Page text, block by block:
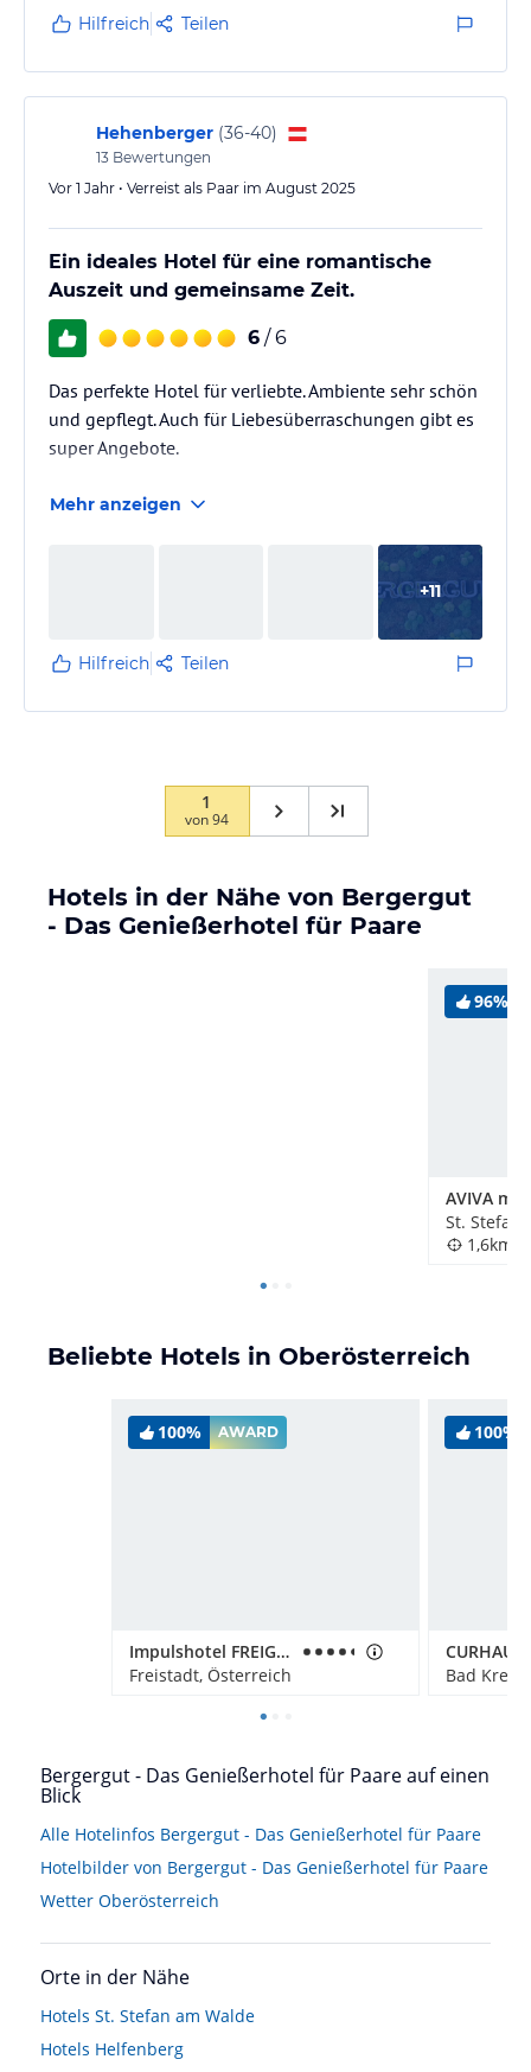
Das Wasser im Pool war für uns viel zu kalt, die
Whirlliegen außen konnte man nicht genießen, weil
es durch das schlechte Wetter und die niedrige
Wassertemperatur viel zu frisch war. Auch wenn es
keine Therme ist, sollte man die Möglichkeit haben
in warmem…
Hilfreich Teilen
Hehenberger (36-40)
13 Bewertungen
Vor 1 Jahr • Verreist als Paar im August 2025
Ein ideales Hotel für eine romantische
Auszeit und gemeinsame Zeit.
6 / 6
Das perfekte Hotel für verliebte. Ambiente sehr schön
und gepflegt. Auch für Liebesüberraschungen gibt es
super Angebote.
Mehr anzeigen
+11
Hilfreich Teilen
1
von94
Hotels in der Nähe von Bergergut
- Das Genießerhotel für Paare
96%
AVIVA
St. Stefan
1,6km
Beliebte Hotels in Oberösterreich
100% AWARD
Impulshotel FREIGOLD
Freistadt, Österreich
100%
Bad
Bergergut - Das Genießerhotel für Paare auf einen
Blick
Alle Hotelinfos Bergergut - Das Genießerhotel für Paare
Hotelbilder von Bergergut - Das Genießerhotel für Paare
Wetter Oberösterreich
Orte in der Nähe
Hotels St. Stefan am Walde
Hotels Helfenberg